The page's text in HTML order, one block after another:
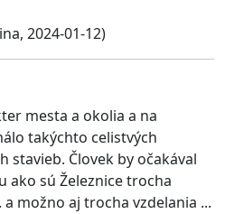
2024-01-12)
mesta a okolia a na
takýchto celistvých
stavieb. Človek by očakával
ako sú Železnice trocha
možno aj trocha vzdelania ...